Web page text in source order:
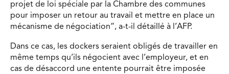
projet de loi spéciale par la Chambre des communes
pour imposer un retour au travail et mettre en place un
mécanisme de négociation”, a-t-il détaillé à l’AFP.
Dans ce cas, les dockers seraient obligés de travailler en
même temps qu’ils négocient avec l’employeur, et en
cas de désaccord une entente pourrait être imposée